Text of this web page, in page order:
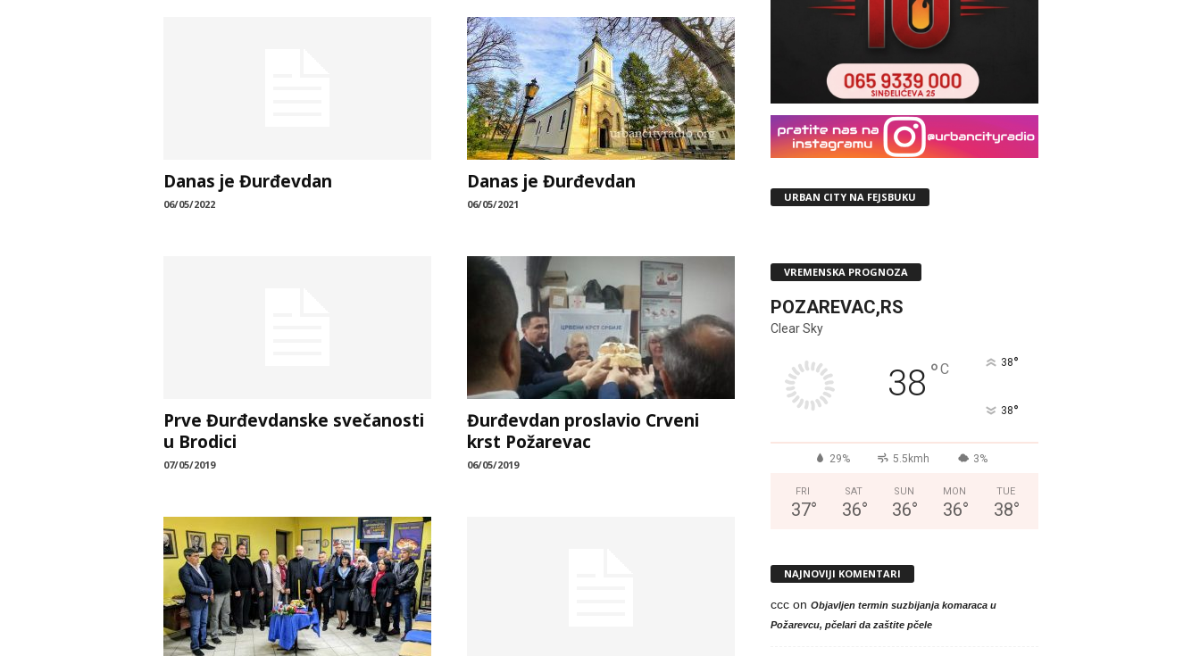
Danas je Đurđevdan
06/05/2022
Danas je Đurđevdan
06/05/2021
Prve Đurđevdanske svečanosti
u Brodici
07/05/2019
Đurđevdan proslavio Crveni
krst Požarevac
06/05/2019
URBAN CITY NA FEJSBUKU
VREMENSKA PROGNOZA
POZAREVAC,RS
Clear Sky
38 °C 38°
38°
29% 5.5kmh 3%
FRI
37°
SAT
36°
SUN
36°
MON
36°
TUE
38°
NAJNOVIJI KOMENTARI
cccon Objavljen termin suzbijanja komaraca u
Požarevcu, pčelari da zaštite pčele